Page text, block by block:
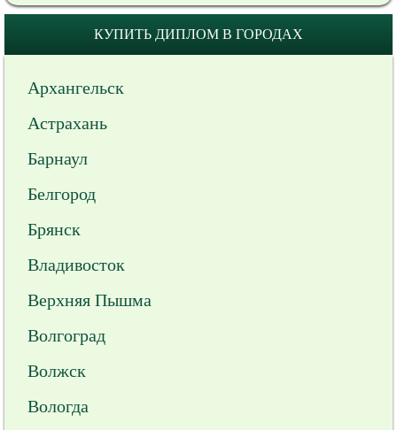
КУПИТЬ ДИПЛОМ В ГОРОДАХ
Архангельск
Астрахань
Барнаул
Белгород
Брянск
Владивосток
Верхняя Пышма
Волгоград
Волжск
Вологда